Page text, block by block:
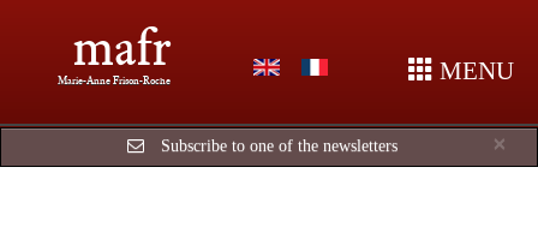
mafr
Marie-Anne Frison-Roche MENU
×
Subscribe to one of the newsletters